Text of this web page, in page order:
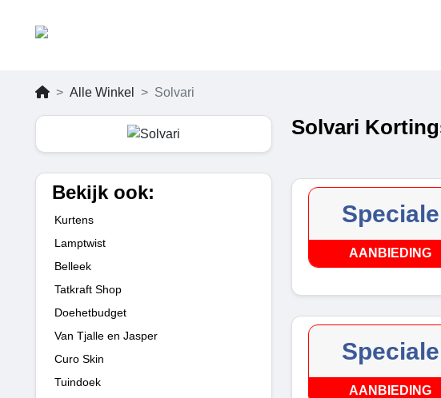
Alle Winkel Solvari
Bekijk ook:
Kurtens
Lamptwist
Belleek
Tatkraft Shop
Doehetbudget
Van Tjalle en Jasper
Curo Skin
Tuindoek
Solvari
Speciale
AANBIEDING
Speciale
AANBIEDING